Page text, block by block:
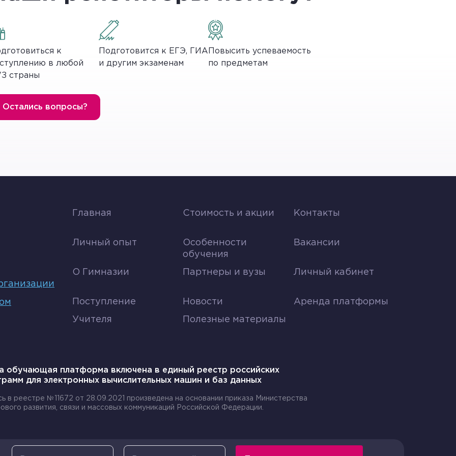
микроскоп
создан сканирующий микроскоп. Он отличается тем, что пучок электронов движется
а отраженные элементы собираются и создают изображение.
обязательно подвергают специальной обработке, которая приводит к их гибели.
Если необходимо исследовать процессы, протекающие в живой клетке, то
мощные световые микроскопы.
соединения в клетке, то допустимо заменить 1 атом в его молекуле на
В качестве такой метке обычно используют изотопы тритий, 14С и 32Р.
клетки применяют метод ультрацентрифугирования. Разрушенные клетки в
и вращают с очень большой скоростью.
рибосом и ряда других органелл.
в живой природе имеет труд немецких ученых, в котором они сформулировали
к
в любой
страны
Подготовится к ЕГЭ, ГИА
и другим экзаменам
Повысить успеваемость
по предметам
Остались вопросы?
Главная Стоимость и акции Контакты
Личный опыт
Особенности
обучения
Вакансии
О Гимназии Партнеры и вузы Личный кабинет
Поступление Новости Аренда платформы
Учителя Полезные материалы
обучающая платформа включена в единый реестр российских
для электронных вычислительных машин и баз данных
в реестре №11672 от 28.09.2021 произведена на основании приказа Министерства
развития, связи и массовых коммуникаций Российской Федерации.